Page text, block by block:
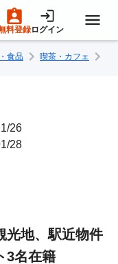
料登録ログイン
食品 喫茶・カフェ
26
28
光地、駅近物件
3名在籍